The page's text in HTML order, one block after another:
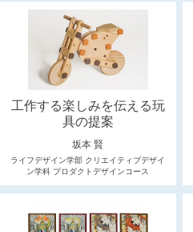
工作する楽しみを伝える玩
具の提案
坂本 賢
ライフデザイン学部 クリエイティブデザイ
ン学科 プロダクトデザインコース